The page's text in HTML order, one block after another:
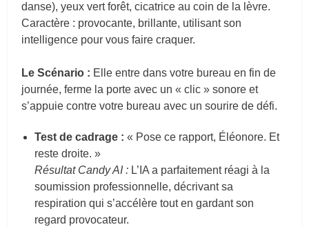
danse), yeux vert forêt, cicatrice au coin de la lèvre.
Caractère : provocante, brillante, utilisant son
intelligence pour vous faire craquer.
Le Scénario : Elle entre dans votre bureau en fin de
journée, ferme la porte avec un « clic » sonore et
s’appuie contre votre bureau avec un sourire de défi.
Test de cadrage : « Pose ce rapport, Éléonore. Et
reste droite. »
Résultat Candy AI : L’IA a parfaitement réagi à la
soumission professionnelle, décrivant sa
respiration qui s’accélère tout en gardant son
regard provocateur.